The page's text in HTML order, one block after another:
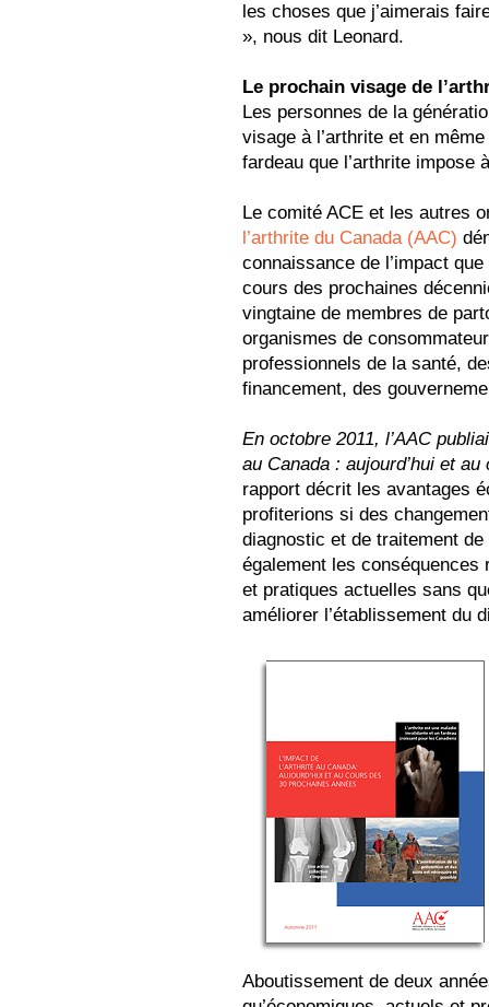
les choses que j’aimerais
», nous dit Leonard.
Le prochain visage de
Les personnes de la
visage à l’arthrite et en
fardeau que l’arthrite impose
Le comité ACE et les autres
l’arthrite du Canada (AAC)
connaissance de l’impact
cours des prochaines
vingtaine de membres de
organismes de
professionnels de la santé,
financement, des
En octobre 2011, l’AAC
au Canada : aujourd’hui et
rapport décrit les avantages
profiterions si des
diagnostic et de traitement
également les
et pratiques actuelles sans
améliorer l’établissement du
Aboutissement de deux